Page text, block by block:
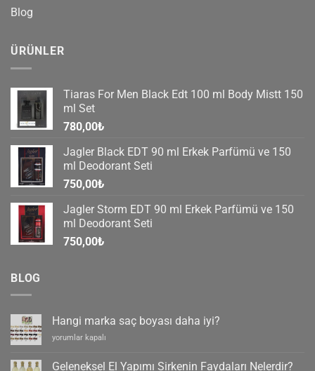
Blog
ÜRÜNLER
Tiaras For Men Black Edt 100 ml Body Mistt 150
ml Set
780,00₺
Jagler Black EDT 90 ml Erkek Parfümü ve 150
ml Deodorant Seti
750,00₺
Jagler Storm EDT 90 ml Erkek Parfümü ve 150
ml Deodorant Seti
750,00₺
BLOG
Hangi marka saç boyası daha iyi?
Hangi
saç
yorumlar kapalı
Geleneksel El Yapımı Sirkenin Faydaları Nelerdir?